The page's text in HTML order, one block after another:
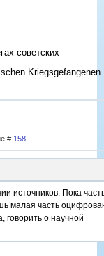
советских
Kriegsgefangenen.
# 158
источников. Пока
малая часть
говорить о научной